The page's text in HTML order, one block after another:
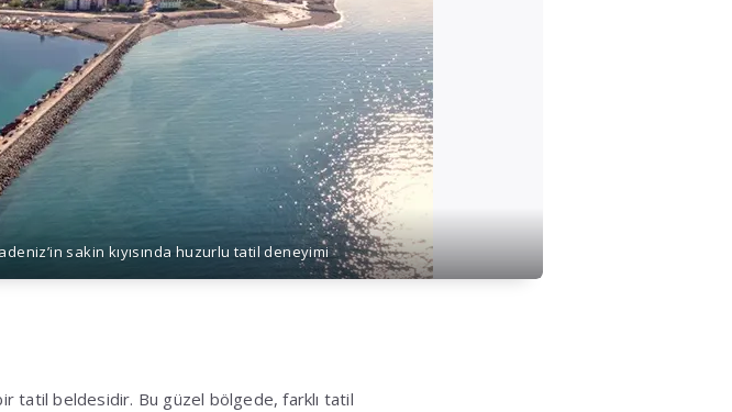
sakin kıyısında huzurlu tatil deneyimi
tatil beldesidir. Bu güzel bölgede, farklı tatil